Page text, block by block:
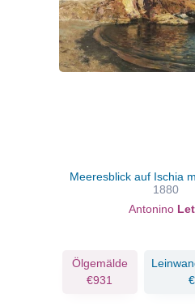
Meeresblick auf Ischia
1880
Antonino
Ölgemälde
€931